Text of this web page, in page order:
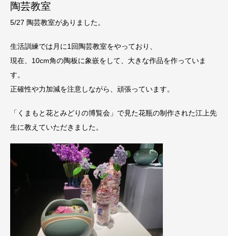
陶芸教室
5/27 陶芸教室がありました。
生活訓練では月に1回陶芸教室をやっており、
現在、10cm角の陶板に象嵌をして、大きな作品を作っていま
す。
正確性や力加減を注意しながら、頑張っています。
「くまもと花とみどりの博覧会」で見た花瓶の制作された江上先
生に教えていただきました。